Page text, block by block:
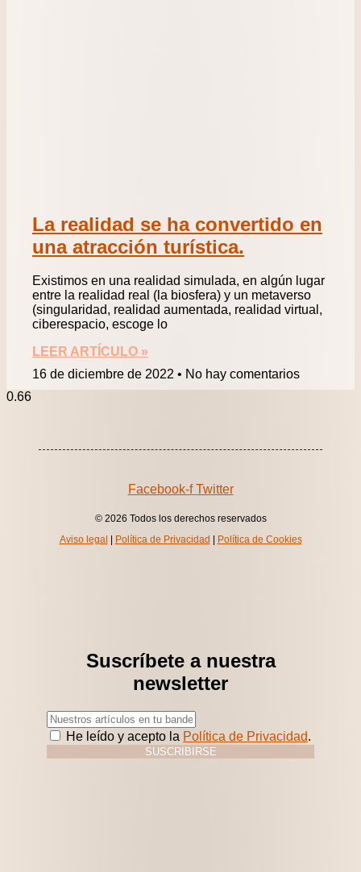
La realidad se ha convertido en
una atracción turística.
Existimos en una realidad simulada, en algún lugar
entre la realidad real (la biosfera) y un metaverso
(singularidad, realidad aumentada, realidad virtual,
ciberespacio, escoge lo
LEER ARTÍCULO »
16 de diciembre de 2022
No hay comentarios
Facebook-f Twitter
© 2026 Todos los derechos reservados
Aviso legal
Política de Privacidad Política de Cookies
Suscríbete a nuestra
newsletter
He leído y acepto la Política de Privacidad.